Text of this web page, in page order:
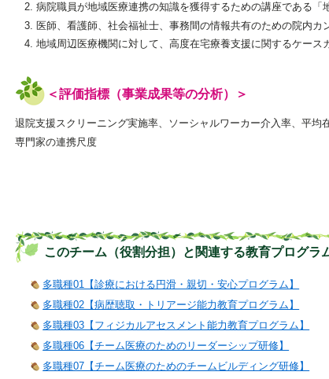
病院職員が地域医療連携の知識を獲得するための講座である「
医師、看護師、社会福祉士、事務間の情報共有のための院内カ
地域周辺医療機関に対して、高度在宅療養支援に関するケース
＜評価指標（事業成果等の分析）＞
退院支援スクリーニング実施率、ソーシャルワーカー介入率、平
専門家の連携尺度
このチーム（役割分担）と関連する教育プログラ
多職種01【診療における円滑・親切・安心プログラム】
多職種02【病歴聴取・トリアージ能力教育プログラム】
多職種03【フィジカルアセスメント能力教育プログラム】
多職種06【チーム医療のためのリーダーシップ研修】
多職種07【チーム医療のためのチームビルディング研修】